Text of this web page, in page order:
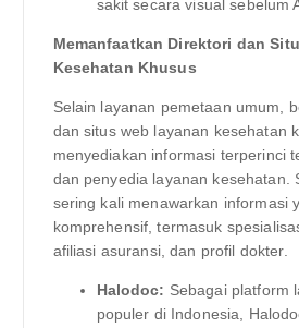
sakit secara visual sebelum
Memanfaatkan Direktori dan
Kesehatan Khusus
Selain layanan pemetaan umum,
dan situs web layanan kesehatan
menyediakan informasi terperinci
dan penyedia layanan kesehatan.
sering kali menawarkan informasi
komprehensif, termasuk
afiliasi asuransi, dan profil dokter.
Halodoc: Sebagai platform
populer di Indonesia,